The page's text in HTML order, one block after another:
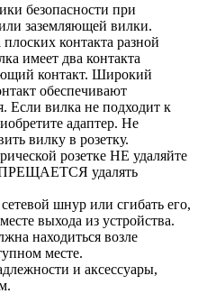
безопасности при
заземляющей вилки.
контакта разной
имеет два контакта
контакт. Широкий
обеспечивают
Если вилка не подходит к
адаптер. Не
вилку в розетку.
розетке НЕ удаляйте
удалять
шнур или сгибать его,
выхода из устройства.
находиться возле
месте.
и аксессуары,